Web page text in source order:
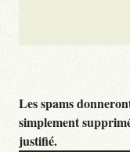
Les spams
simplement
justifié.